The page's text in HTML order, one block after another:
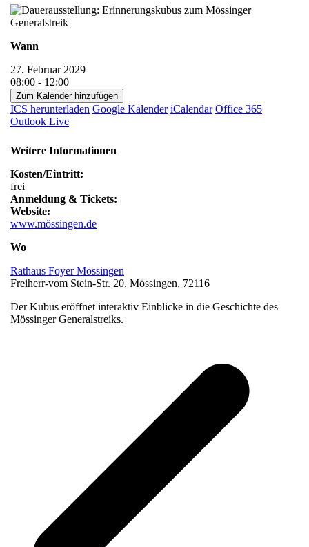
Wann
27. Februar 2029
08:00 - 12:00
Zum Kalender hinzufügen
ICS herunterladen Google Kalender iCalendar Office 365
Outlook Live
Weitere Informationen
Kosten/Eintritt:
frei
Anmeldung & Tickets:
Website:
www.mössingen.de
Wo
Rathaus Foyer Mössingen
Freiherr-vom Stein-Str. 20, Mössingen, 72116
Der Kubus eröffnet interaktiv Einblicke in die Geschichte des
Mössinger Generalstreiks.